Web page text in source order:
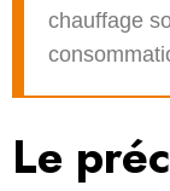
chauffage
Le